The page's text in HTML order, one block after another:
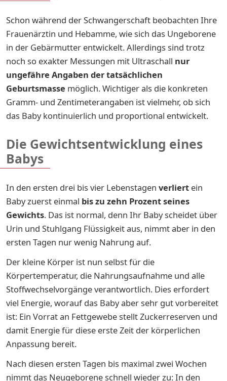
Schon während der Schwangerschaft beobachten Ihre
Frauenärztin und Hebamme, wie sich das Ungeborene
in der Gebärmutter entwickelt. Allerdings sind trotz
noch so exakter Messungen mit Ultraschall nur
ungefähre Angaben der tatsächlichen
Geburtsmasse möglich. Wichtiger als die konkreten
Gramm- und Zentimeterangaben ist vielmehr, ob sich
das Baby kontinuierlich und proportional entwickelt.
Die Gewichtsentwicklung eines
Babys
In den ersten drei bis vier Lebenstagen verliert ein
Baby zuerst einmal bis zu zehn Prozent seines
Gewichts. Das ist normal, denn Ihr Baby scheidet über
Urin und Stuhlgang Flüssigkeit aus, nimmt aber in den
ersten Tagen nur wenig Nahrung auf.
Der kleine Körper ist nun selbst für die
Körpertemperatur, die Nahrungsaufnahme und alle
Stoffwechselvorgänge verantwortlich. Dies erfordert
viel Energie, worauf das Baby aber sehr gut vorbereitet
ist: Ein Vorrat an Fettgewebe stellt Zuckerreserven und
damit Energie für diese erste Zeit der körperlichen
Anpassung bereit.
Nach diesen ersten Tagen bis maximal zwei Wochen
nimmt das Neugeborene schnell wieder zu: In den